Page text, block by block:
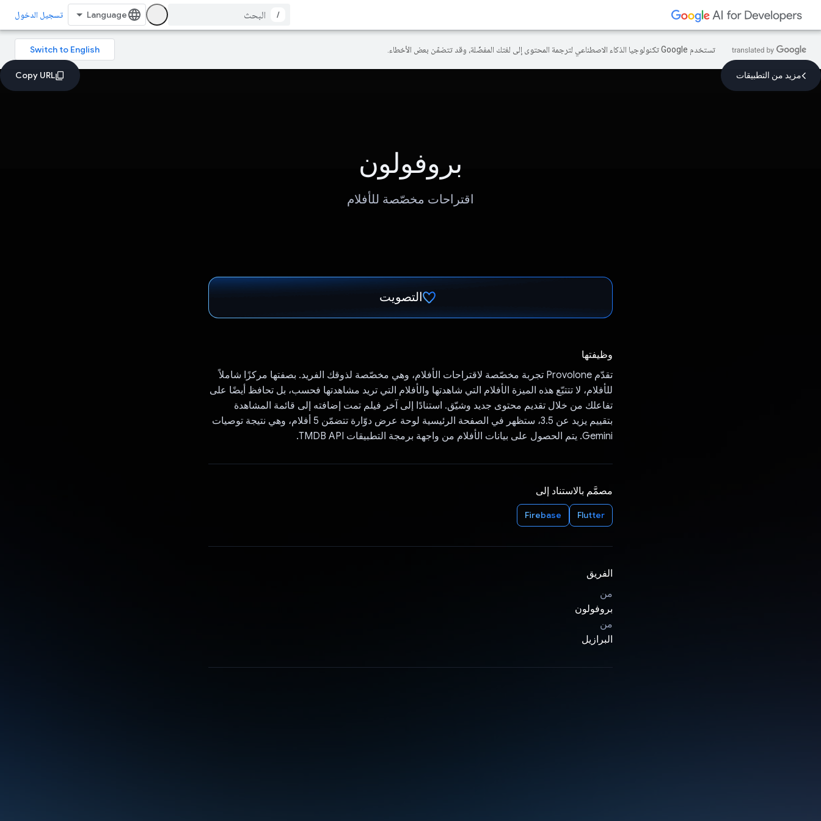
/ تسجيل الدخول
تستخدم Google تكنولوجيا الذكاء الاصطناعي لترجمة المحتوى إلى لغتك المفضّلة، وقد تتضمّن بعض الأخطاء.
مزيد من التطبيقات
بروفولون
اقتراحات مخصّصة للأفلام
التصويت
وظيفتها
تقدّم Provolone تجربة مخصّصة لاقتراحات الأفلام، وهي مخصّصة لذوقك الفريد. بصفتها مركزًا شاملاً
للأفلام، لا تتتبّع هذه الميزة الأفلام التي شاهدتها والأفلام التي تريد مشاهدتها فحسب، بل تحافظ أيضًا على
تفاعلك من خلال تقديم محتوى جديد وشيّق. استنادًا إلى آخر فيلم تمت إضافته إلى قائمة المشاهدة
بتقييم يزيد عن 3.5، ستظهر في الصفحة الرئيسية لوحة عرض دوّارة تتضمّن 5 أفلام، وهي نتيجة توصيات
Gemini. يتم الحصول على بيانات الأفلام من واجهة برمجة التطبيقات TMDB API.
مصمَّم بالاستناد إلى
Flutter
Firebase
الفريق
من
بروفولون
من
البرازيل